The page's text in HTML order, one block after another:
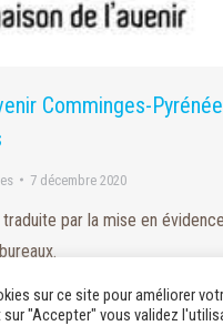
Comminges-
7 décembre 2020
par la mise en
sur ce site pour améliorer
sur "Accepter" vous validez